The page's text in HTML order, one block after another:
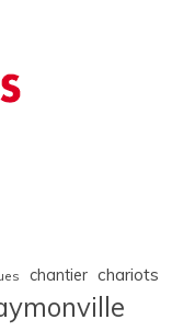
chantier chariots